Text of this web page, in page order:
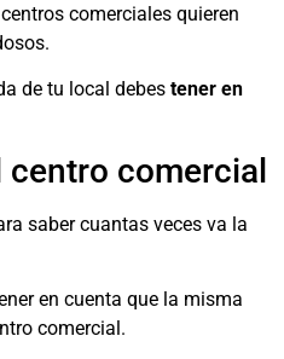
comerciales quieren
de tu local debes tener en
centro comercial
saber cuantas veces va la
en cuenta que la misma
comercial.